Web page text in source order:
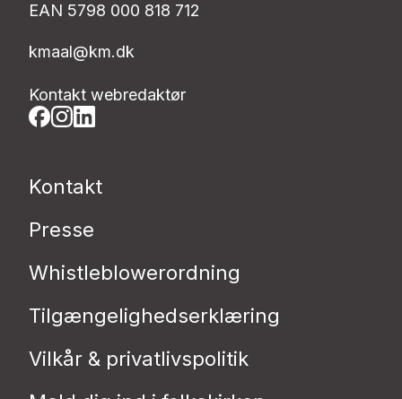
EAN 5798 000 818 712
kmaal@km.dk
Kontakt webredaktør
Kontakt
Presse
Whistleblowerordning
Tilgængelighedserklæring
Vilkår & privatlivspolitik